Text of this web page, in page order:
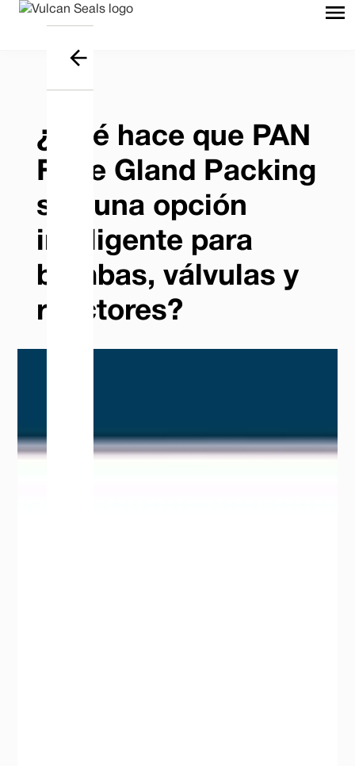
¿Qué hace que PAN
Fibre Gland Packing
sea una opción
inteligente para
bombas, válvulas y
reactores?